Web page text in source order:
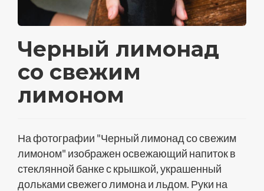
Черный лимонад
со свежим
лимоном
На фотографии "Черный лимонад со свежим
лимоном" изображен освежающий напиток в
стеклянной банке с крышкой, украшенный
дольками свежего лимона и льдом. Руки на